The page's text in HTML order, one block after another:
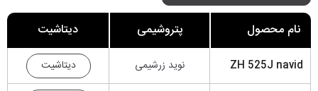
نام محصول پتروشیمی دیتاشیت
ZH 525J navid نوید زرشیمی دیتاشیت